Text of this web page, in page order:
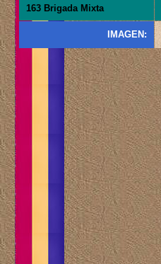
163 Brigada Mixta
IMAGEN: